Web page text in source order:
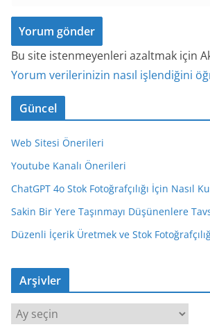
Bu site istenmeyenleri azaltmak için
Yorum verilerinizin nasıl işlendiğini
Güncel
Web Sitesi Önerileri
Youtube Kanalı Önerileri
ChatGPT 4o Stok Fotoğrafçılığı İçin Nasıl
Sakin Bir Yere Taşınmayı Düşünenlere
Düzenli İçerik Üretmek ve Stok
Arşivler